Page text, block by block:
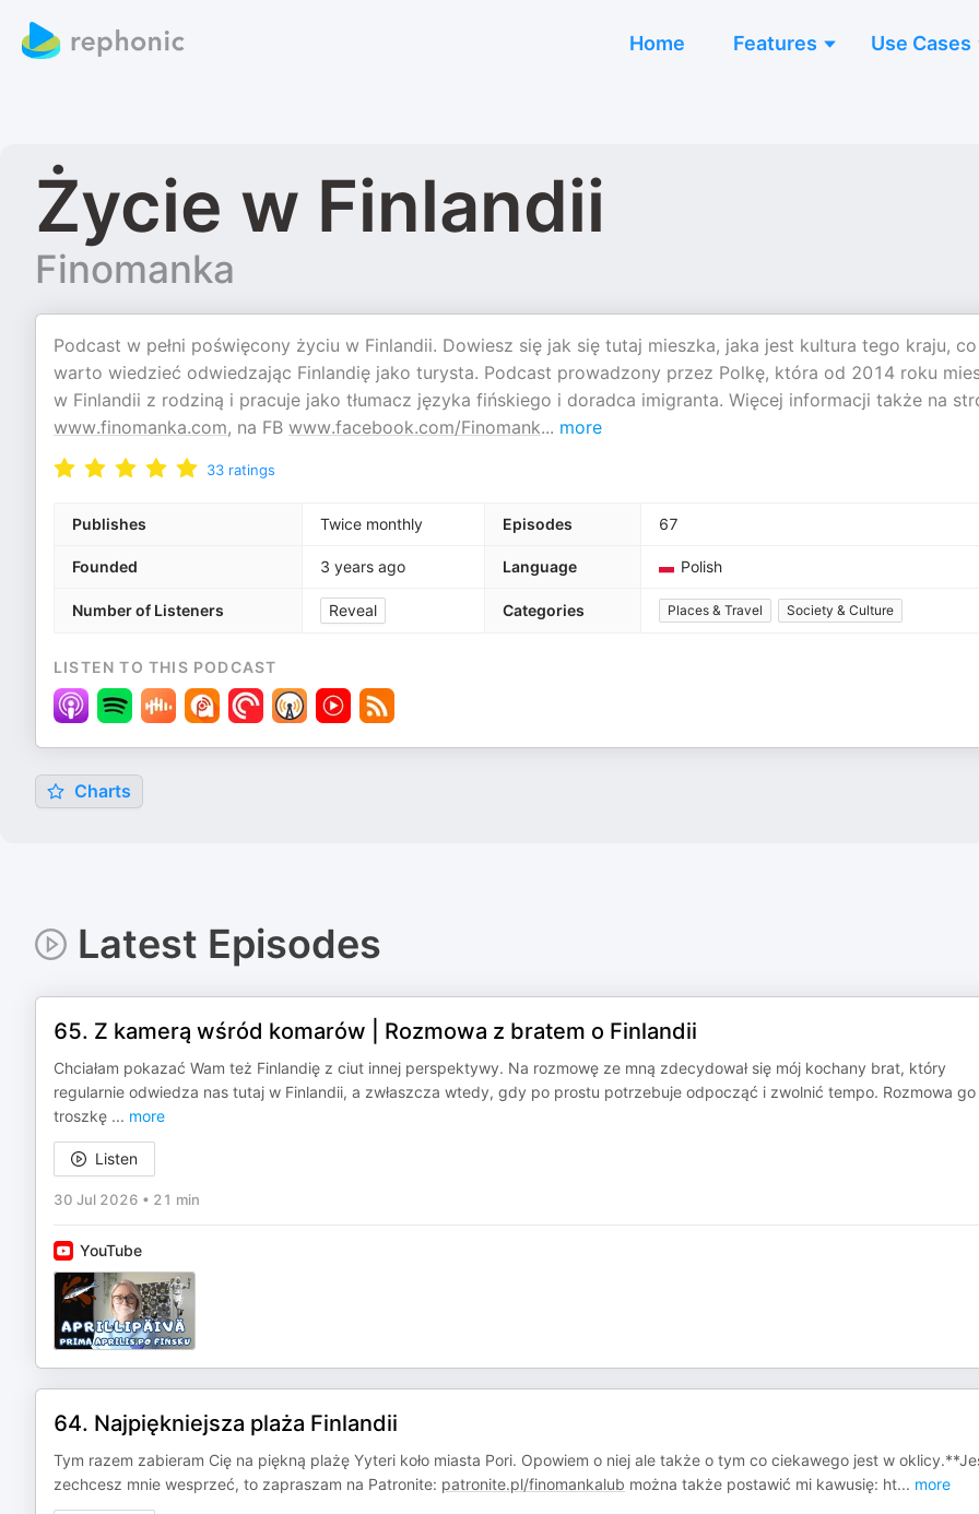
Home Features Use Cases
Życie w Finlandii
Finomanka
Podcast w pełni poświęcony życiu w Finlandii. Dowiesz się jak się tutaj mieszka, jaka jest kultura tego kraju, co
warto wiedzieć odwiedzając Finlandię jako turysta. Podcast prowadzony przez Polkę, która od 2014 roku
w Finlandii z rodziną i pracuje jako tłumacz języka fińskiego i doradca imigranta. Więcej informacji także na
www.finomanka.com, na FB www.facebook.com/Finomank... more
33 ratings
Publishes Twice monthly Episodes 67
Founded 3 years ago Language Polish
Number of Listeners Reveal Categories Places & Travel Society & Culture
LISTEN TO THIS PODCAST
Charts
Latest Episodes
65. Z kamerą wśród komarów | Rozmowa z bratem o Finlandii
Chciałam pokazać Wam też Finlandię z ciut innej perspektywy. Na rozmowę ze mną zdecydował się mój kochany brat, który
regularnie odwiedza nas tutaj w Finlandii, a zwłaszcza wtedy, gdy po prostu potrzebuje odpocząć i zwolnić tempo. Rozmowa go
troszkę ... more
Listen
30 Jul 2026 • 21 min
YouTube
64. Najpiękniejsza plaża Finlandii
Tym razem zabieram Cię na piękną plażę Yyteri koło miasta Pori. Opowiem o niej ale także o tym co ciekawego jest w
zechcesz mnie wesprzeć, to zapraszam na Patronite: patronite.pl/finomankalub można także postawić mi kawusię: ht... more